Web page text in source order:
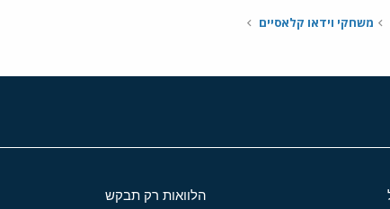
משחקי וידאו קלאסיים
הלוואות רק תבקש